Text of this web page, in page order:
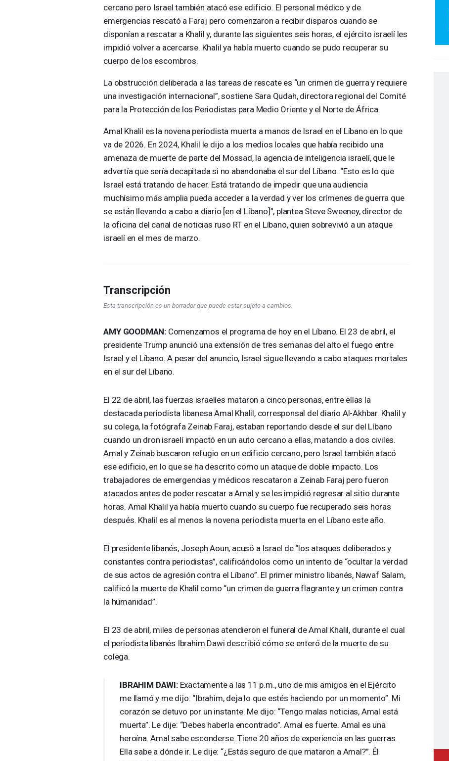
cercano pero Israel también atacó ese edificio. El personal médico y de
emergencias rescató a Faraj pero comenzaron a recibir disparos cuando se
disponían a rescatar a Khalil y, durante las siguientes seis horas, el ejército israelí les
impidió volver a acercarse. Khalil ya había muerto cuando se pudo recuperar su
cuerpo de los escombros.
La obstrucción deliberada a las tareas de rescate es “un crimen de guerra y requiere
una investigación internacional”, sostiene Sara Qudah, directora regional del Comité
para la Protección de los Periodistas para Medio Oriente y el Norte de África.
Amal Khalil es la novena periodista muerta a manos de Israel en el Líbano en lo que
va de 2026. En 2024, Khalil le dijo a los medios locales que había recibido una
amenaza de muerte de parte del Mossad, la agencia de inteligencia israelí, que le
advertía que sería decapitada si no abandonaba el sur del Líbano. “Esto es lo que
Israel está tratando de hacer. Está tratando de impedir que una audiencia
muchísimo más amplia pueda acceder a la verdad y ver los crímenes de guerra que
se están llevando a cabo a diario [en el Líbano]”, plantea Steve Sweeney, director de
la oficina del canal de noticias ruso RT en el Líbano, quien sobrevivió a un ataque
israelí en el mes de marzo.
Transcripción
Esta transcripción es un borrador que puede estar sujeto a cambios.
AMY GOODMAN:Comenzamos el programa de hoy en el Líbano. El 23 de abril, el
presidente Trump anunció una extensión de tres semanas del alto el fuego entre
Israel y el Líbano. A pesar del anuncio, Israel sigue llevando a cabo ataques mortales
en el sur del Líbano.
El 22 de abril, las fuerzas israelíes mataron a cinco personas, entre ellas la
destacada periodista libanesa Amal Khalil, corresponsal del diario Al-Akhbar. Khalil y
su colega, la fotógrafa Zeinab Faraj, estaban reportando desde el sur del Líbano
cuando un dron israelí impactó en un auto cercano a ellas, matando a dos civiles.
Amal y Zeinab buscaron refugio en un edificio cercano, pero Israel también atacó
ese edificio, en lo que se ha descrito como un ataque de doble impacto. Los
trabajadores de emergencias y médicos rescataron a Zeinab Faraj pero fueron
atacados antes de poder rescatar a Amal y se les impidió regresar al sitio durante
horas. Amal Khalil ya había muerto cuando su cuerpo fue recuperado seis horas
después. Khalil es al menos la novena periodista muerta en el Líbano este año.
El presidente libanés, Joseph Aoun, acusó a Israel de “los ataques deliberados y
constantes contra periodistas”, calificándolos como un intento de “ocultar la verdad
de sus actos de agresión contra el Líbano”. El primer ministro libanés, Nawaf Salam,
calificó la muerte de Khalil como “un crimen de guerra flagrante y un crimen contra
la humanidad”.
El 23 de abril, miles de personas atendieron el funeral de Amal Khalil, durante el cual
el periodista libanés Ibrahim Dawi describió cómo se enteró de la muerte de su
colega.
IBRAHIM DAWI:Exactamente a las 11 p.m., uno de mis amigos en el Ejército
me llamó y me dijo: “Ibrahim, deja lo que estés haciendo por un momento”. Mi
corazón se detuvo por un instante. Me dijo: “Tengo malas noticias, Amal está
muerta”. Le dije: “Debes haberla encontrado”. Amal es fuerte. Amal es una
heroína. Amal sabe esconderse. Tiene 20 años de experiencia en las guerras.
Ella sabe a dónde ir. Le dije: “¿Estás seguro de que mataron a Amal?”. Él